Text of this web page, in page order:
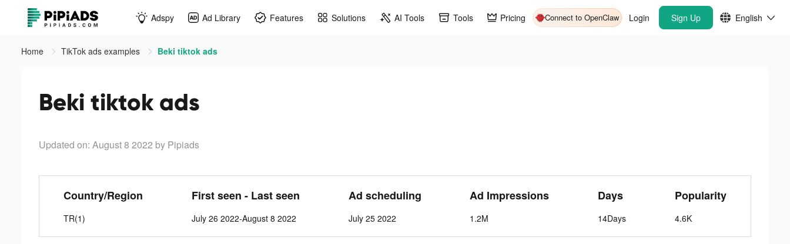
Adspy Ad Library Features Solutions AI Tools Tools Pricing Connect to OpenClaw Login Sign Up English
Home TikTok ads examples Beki tiktok ads
Beki tiktok ads
Updated on: August 8 2022 by Pipiads
Country/Region
TR(1)
First seen - Last seen
July 26 2022-August 8 2022
Ad scheduling
July 25 2022
Ad Impressions
1.2M
Days
14Days
Popularity
4.6K